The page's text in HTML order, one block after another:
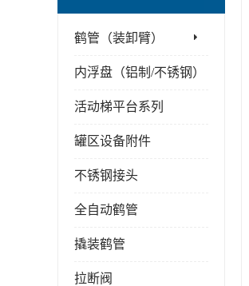
鹤管（装卸臂）
内浮盘（铝制/不锈钢）
活动梯平台系列
罐区设备附件
不锈钢接头
全自动鹤管
撬装鹤管
拉断阀